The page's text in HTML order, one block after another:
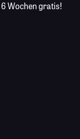
6 Wochen gratis!